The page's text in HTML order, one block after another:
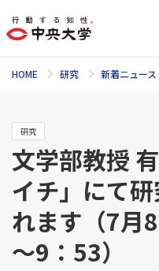
HOME 研究 新着ニュース
研究
文学部教授
イチ」にて
れます（7月
～9：53）